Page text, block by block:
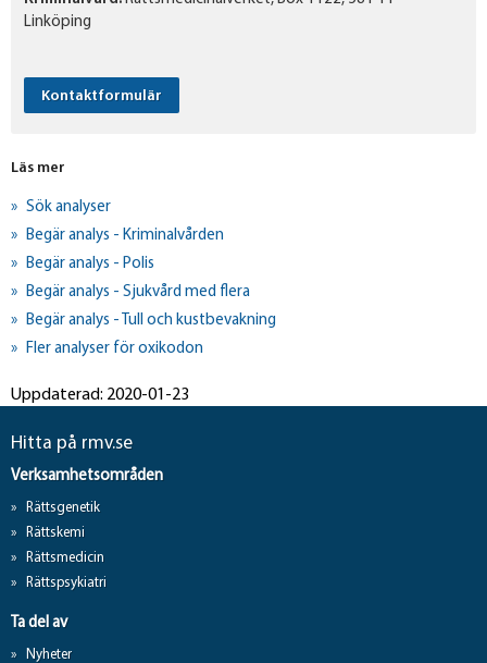
Linköping
Kontaktformulär
Läs mer
Sök analyser
Begär analys - Kriminalvården
Begär analys - Polis
Begär analys - Sjukvård med flera
Begär analys - Tull och kustbevakning
Fler analyser för oxikodon
Uppdaterad: 2020-01-23
Hitta på rmv.se
Verksamhetsområden
Rättsgenetik
Rättskemi
Rättsmedicin
Rättspsykiatri
Ta del av
Nyheter